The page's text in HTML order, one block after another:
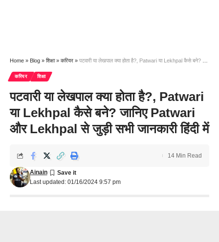
Home » Blog » शिक्षा» करियर » पटवारी या लेखपाल क्या होता है?, Patwari या Lekhpal कैसे बने? जानिए Patwari और Lekhpal से जुड़ी सभी जानकारी हिंदी में
करियर शिक्षा
पटवारी या लेखपाल क्या होता है?, Patwari
या Lekhpal कैसे बने? जानिए Patwari
और Lekhpal से जुड़ी सभी जानकारी हिंदी में
Last updated: 01/16/2024 9:57 pm
Ainain
14 Min Read